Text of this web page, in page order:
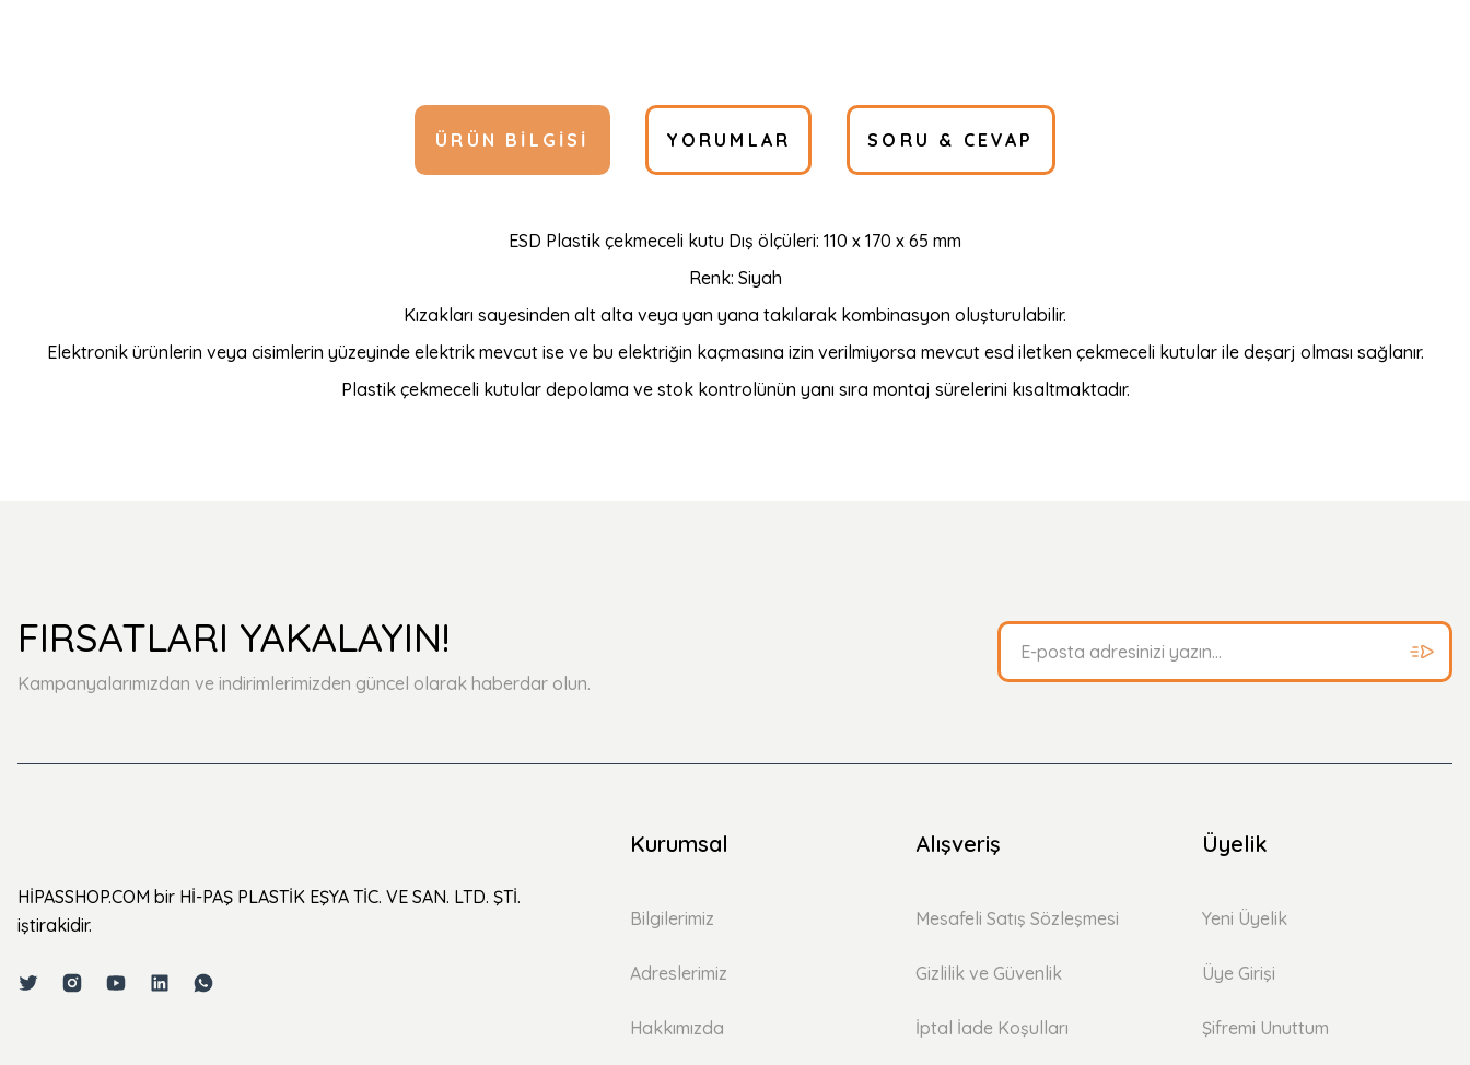
ÜRÜN BILGISI YORUMLAR SORU & CEVAP
ESD Plastik çekmeceli kutu Dış ölçüleri: 110 x 170 x 65 mm
Renk: Siyah
Kızakları sayesinden alt alta veya yan yana takılarak kombinasyon oluşturulabilir.
Elektronik ürünlerin veya cisimlerin yüzeyinde elektrik mevcut ise ve bu elektriğin kaçmasına izin verilmiyorsa mevcut esd iletken çekmeceli kutular ile deşarj olması sağlanır.
Plastik çekmeceli kutular depolama ve stok kontrolünün yanı sıra montaj sürelerini kısaltmaktadır.
FIRSATLARI YAKALAYIN!
Kampanyalarımızdan ve indirimlerimizden güncel olarak haberdar olun.
HİPASSHOP.COM bir Hİ-PAŞ PLASTİK EŞYA TİC. VE SAN. LTD. ŞTİ.
iştirakidir.
Kurumsal
Bilgilerimiz
Adreslerimiz
Hakkımızda
Alışveriş
Mesafeli Satış Sözleşmesi
Gizlilik ve Güvenlik
İptal İade Koşulları
Üyelik
Yeni Üyelik
Üye Girişi
Şifremi Unuttum